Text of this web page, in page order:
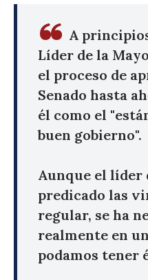
A
Líder de la
el proceso de
Senado hasta
él como el
buen gobierno".
Aunque el líder
predicado las
regular, se ha
realmente en
podamos tener